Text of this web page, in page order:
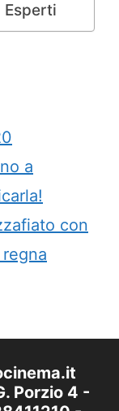
Esperti
a
con
Porzio 4 -